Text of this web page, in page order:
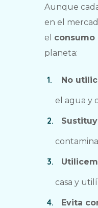
Aunque
en el
el consumo
planeta:
No
el agua y
casa y
Evita